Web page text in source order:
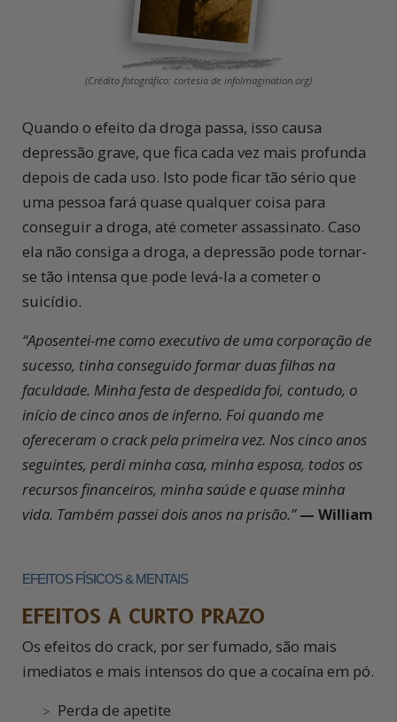
(Crédito fotográfico: cortesia de infoImagination.org)
Quando o efeito da droga passa, isso causa
depressão grave, que fica cada vez mais profunda
depois de cada uso. Isto pode ficar tão sério que
uma pessoa fará quase qualquer coisa para
conseguir a droga, até cometer assassinato. Caso
ela não consiga a droga, a depressão pode tornar-
se tão intensa que pode levá-la a cometer o
suicídio.
“Aposentei-me como executivo de uma corporação de
sucesso, tinha conseguido formar duas filhas na
faculdade. Minha festa de despedida foi, contudo, o
início de cinco anos de inferno. Foi quando me
ofereceram o crack pela primeira vez. Nos cinco anos
seguintes, perdi minha casa, minha esposa, todos os
recursos financeiros, minha saúde e quase minha
vida. Também passei dois anos na prisão.” — William
EFEITOS FÍSICOS & MENTAIS
EFEITOS A CURTO PRAZO
Os efeitos do crack, por ser fumado, são mais
imediatos e mais intensos do que a cocaína em pó.
Perda de apetite